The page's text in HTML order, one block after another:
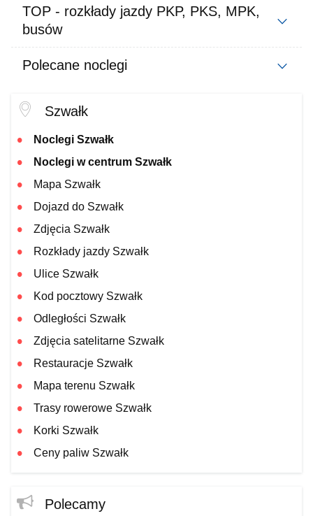
TOP - rozkłady jazdy PKP, PKS, MPK,
busów
Polecane noclegi
Szwałk
Noclegi Szwałk
Noclegi w centrum Szwałk
Mapa Szwałk
Dojazd do Szwałk
Zdjęcia Szwałk
Rozkłady jazdy Szwałk
Ulice Szwałk
Kod pocztowy Szwałk
Odległości Szwałk
Zdjęcia satelitarne Szwałk
Restauracje Szwałk
Mapa terenu Szwałk
Trasy rowerowe Szwałk
Korki Szwałk
Ceny paliw Szwałk
Polecamy